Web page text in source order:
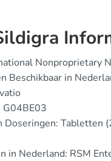
Nonproprietary
Beschikbaar in
G04BE03
Doseringen: Tabletten
in Nederland: RSM